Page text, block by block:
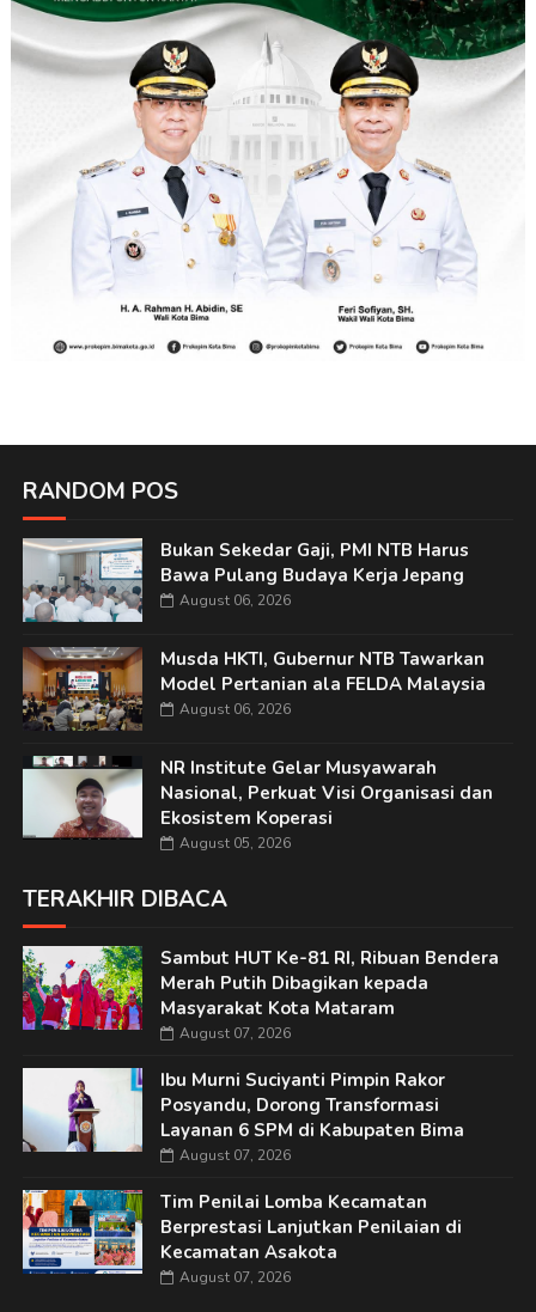
RANDOM POS
Bukan Sekedar Gaji, PMI NTB Harus
Bawa Pulang Budaya Kerja Jepang
August 06, 2026
Musda HKTI, Gubernur NTB Tawarkan
Model Pertanian ala FELDA Malaysia
August 06, 2026
NR Institute Gelar Musyawarah
Nasional, Perkuat Visi Organisasi dan
Ekosistem Koperasi
August 05, 2026
TERAKHIR DIBACA
Sambut HUT Ke-81 RI, Ribuan Bendera
Merah Putih Dibagikan kepada
Masyarakat Kota Mataram
August 07, 2026
Ibu Murni Suciyanti Pimpin Rakor
Posyandu, Dorong Transformasi
Layanan 6 SPM di Kabupaten Bima
August 07, 2026
Tim Penilai Lomba Kecamatan
Berprestasi Lanjutkan Penilaian di
Kecamatan Asakota
August 07, 2026